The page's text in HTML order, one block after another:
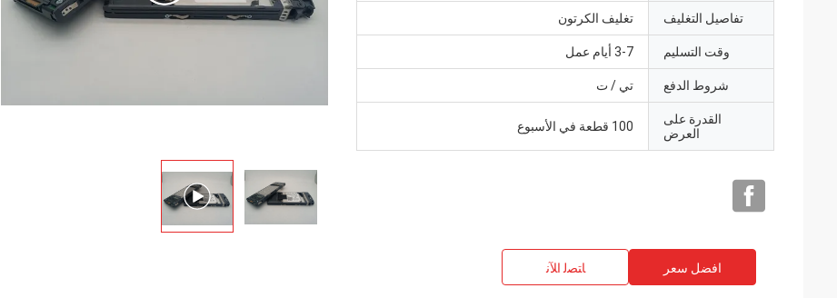
تفاصيل التغليف تغليف الكرتون
وقت التسليم 3-7 أيام عمل
شروط الدفع تي / ت
القدرة على
العرض
100 قطعة في الأسبوع
افضل سعر ﺎﺘﺼﻟ ﺍﻶﻧ